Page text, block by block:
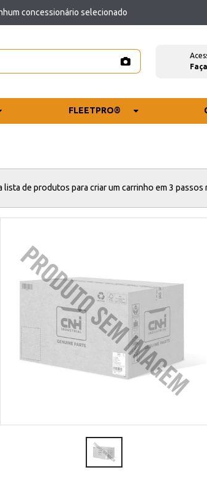
concessionário selecionado
FLEETPRO®
lista de produtos para criar um carrinho em 3 passos